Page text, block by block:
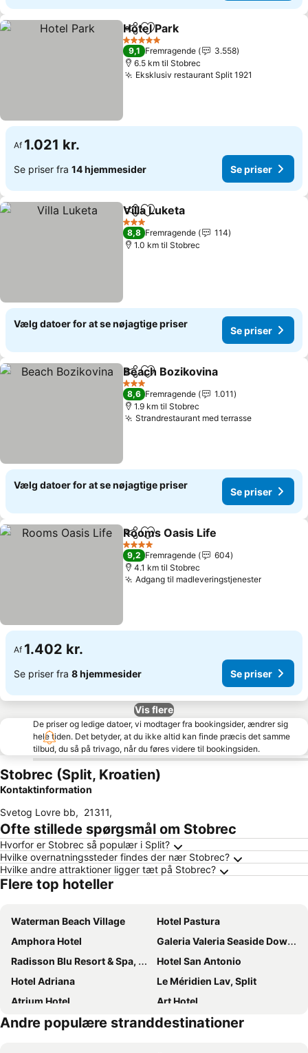
Del Føj til favoritter
Hotel Park
5 Stjerner
9,1 Fremragende
3.558
6.5 km til Stobrec
Eksklusiv restaurant Split 1921
Af 1.021 kr.
Se priser fra 14 hjemmesider Se priser
Del Føj til favoritter
Villa Luketa
3 Stjerner
8,8 Fremragende
114
1.0 km til Stobrec
Vælg datoer for at se nøjagtige priser
Se priser
Del Føj til favoritter
Beach Bozikovina
3 Stjerner
8,6 Fremragende
1.011
1.9 km til Stobrec
Strandrestaurant med terrasse
Vælg datoer for at se nøjagtige priser
Se priser
Del Føj til favoritter
Rooms Oasis Life
4 Stjerner
9,2 Fremragende
604
4.1 km til Stobrec
Adgang til madleveringstjenester
Af 1.402 kr.
Se priser fra 8 hjemmesider Se priser
Vis flere
De priser og ledige datoer, vi modtager fra bookingsider, ændrer sig
hele tiden. Det betyder, at du ikke altid kan finde præcis det samme
tilbud, du så på trivago, når du føres videre til bookingsiden.
Stobrec (Split, Kroatien)
Kontaktinformation
Svetog Lovre bb, 21311,
Ofte stillede spørgsmål om Stobrec
Hvorfor er Stobrec så populær i Split?
Hvilke overnatningssteder findes der nær Stobrec?
Hvilke andre attraktioner ligger tæt på Stobrec?
Flere top hoteller
Waterman Beach Village
Hotel Pastura
Amphora Hotel
Galeria Valeria Seaside Downtown - MAG Quaint & Elegant Boutique Hotels
Radisson Blu Resort & Spa, Split
Hotel San Antonio
Hotel Adriana
Le Méridien Lav, Split
Atrium Hotel
Art Hotel
Grand Hotel View
AC Hotel Split
Andre populære stranddestinationer